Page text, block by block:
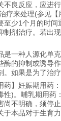
不良反应，应进
疗来处理(参见
至少1个月的时
制剂治疗。若出
是一种人源化单
酶的抑制或诱导
。如果是为了治
药】妊娠期用药
性)。哺乳期用
尚不明确，须停
于本品对于生育